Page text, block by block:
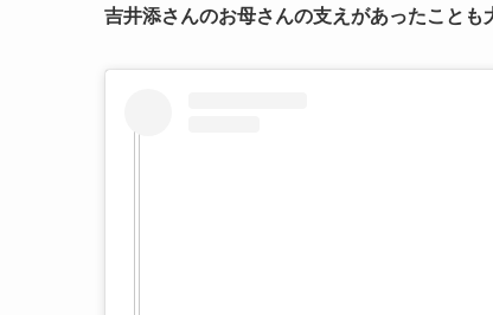
吉井添さんのお母さんの支えがあったことも